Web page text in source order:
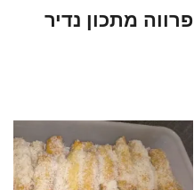
פרווה מתכון נדיר